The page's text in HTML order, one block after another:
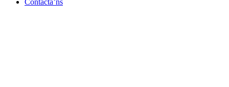
Contacta’ns